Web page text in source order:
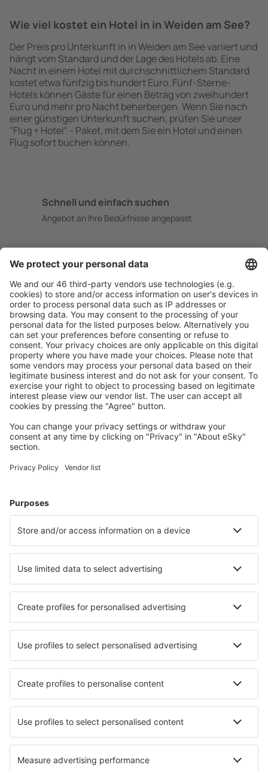
Wie viel kostet ein Hotel in in Weiden am See?
Der Preis pro Unterkunft in in Weiden am See variiert und
hängt vom Standard und der Lage des Hotels ab. Eine
Nacht in einem Hotel mit durchschnittlichem Standard
kostet etwa fünfzig bis hundert Euro. Fünf-Sterne-
Hotels können Gäste für einen Betrag von zweihundert
Euro und mehr pro Nacht beherbergen. Wenn Sie nach
einer günstigen Unterkunft suchen, prüfen Sie unser
"Flug + Hotel" - Paket, mit dem Sie ein Hotel und einen
Flug sofort buchen können.
Schnell und einfach suchen
Angebot an Ihre Bedürfnisse angepasst.
Buchen ohne Sorgen mit einer kostenlosen
Stornierungsoption.
Mehr sparen
Attraktive Preise und Spezialangebote für eingeloggte
Benutzer.
Unterkünfte, die Sie mögen
Wählen Sie aus über 1,3 Millionen Unterkünften: Hotels,
Hütten, Apartments und andere.
Meist gesuchte Hotels von eSky-Nutzern
Hotels in Österreich - Beliebte Städte
Hotels in Zell am See Hotels in Graz
Hotels in Filzmoos Hotels in Alpbach
Hotels in Jochberg
Die besten Hotels - Städte
Hotels in Régusse Hotels in Corinto Hotels in Rojnići
Hotels in Lanzo dʼIntelvi Hotels in Easton
Hotels in Mondim de Basto Hotels in Ennetbürgen
Hotels in Kauhava